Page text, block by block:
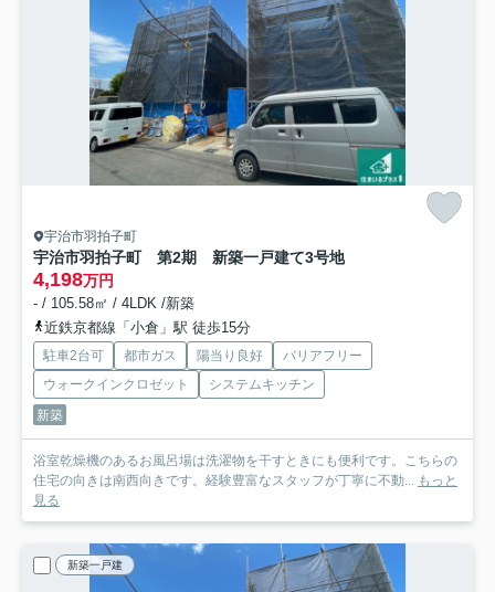
宇治市羽拍子町
宇治市羽拍子町 第2期 新築一戸建て3号地
4,198万円
- / 105.58㎡ / 4LDK /新築
近鉄京都線「小倉」駅 徒歩15分
駐車2台可 都市ガス 陽当り良好
バリアフリー
ウォークインクロゼット
システムキッチン
新築
浴室乾燥機のあるお風呂場は洗濯物を干すときにも便利です。こちらの
住宅の向きは南西向きです。経験豊富なスタッフが丁寧に不動...
もっと
見る
新築一戸建